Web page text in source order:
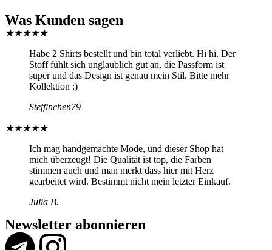
Was Kunden sagen
★★★★★
Habe 2 Shirts bestellt und bin total verliebt. Hi hi. Der
Stoff fühlt sich unglaublich gut an, die Passform ist
super und das Design ist genau mein Stil. Bitte mehr
Kollektion :)
Steffinchen79
★★★★★
Ich mag handgemachte Mode, und dieser Shop hat
mich überzeugt! Die Qualität ist top, die Farben
stimmen auch und man merkt dass hier mit Herz
gearbeitet wird. Bestimmt nicht mein letzter Einkauf.
Julia B.
Newsletter abonnieren